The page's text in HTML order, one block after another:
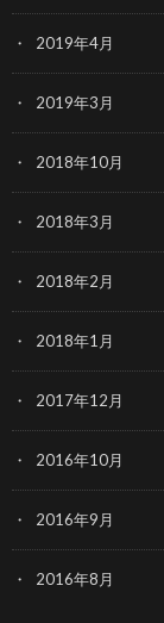
2019年4月
2019年3月
2018年10月
2018年3月
2018年2月
2018年1月
2017年12月
2016年10月
2016年9月
2016年8月